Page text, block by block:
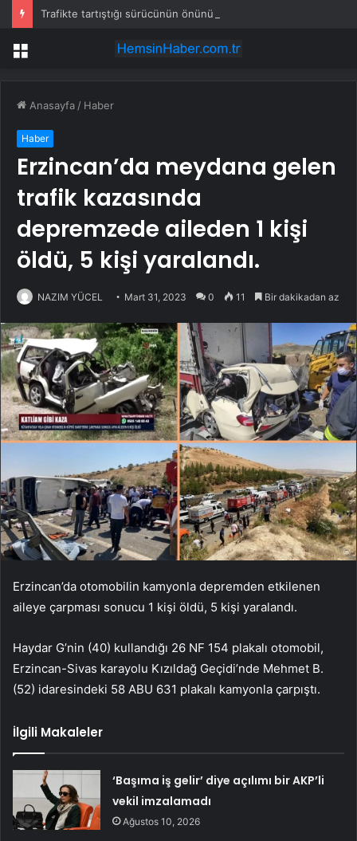
Trafikte tartıştığı sürücünün önünü kesti: Kafanı keserim
Menü
Anasayfa / Haber
Haber
Erzincan’da meydana gelen
trafik kazasında
depremzede aileden 1 kişi
öldü, 5 kişi yaralandı.
NAZIM YÜCEL Mart 31, 2023 0 11 Bir dakikadan az
Erzincan’da otomobilin kamyonla depremden etkilenen
aileye çarpması sonucu 1 kişi öldü, 5 kişi yaralandı.
Haydar G’nin (40) kullandığı 26 NF 154 plakalı otomobil,
Erzincan-Sivas karayolu Kızıldağ Geçidi’nde Mehmet B.
(52) idaresindeki 58 ABU 631 plakalı kamyonla çarpıştı.
İlgili Makaleler
‘Başıma iş gelir’ diye açılımı bir AKP’li
vekil imzalamadı
Ağustos 10, 2026